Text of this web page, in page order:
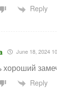
Reply
June 18, 2024
хороший
Reply